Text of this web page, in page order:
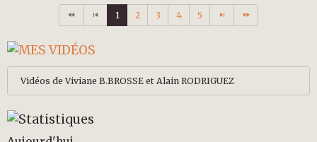
1 2 3 4 5
Vidéos de Viviane B.BROSSE et Alain RODRIGUEZ